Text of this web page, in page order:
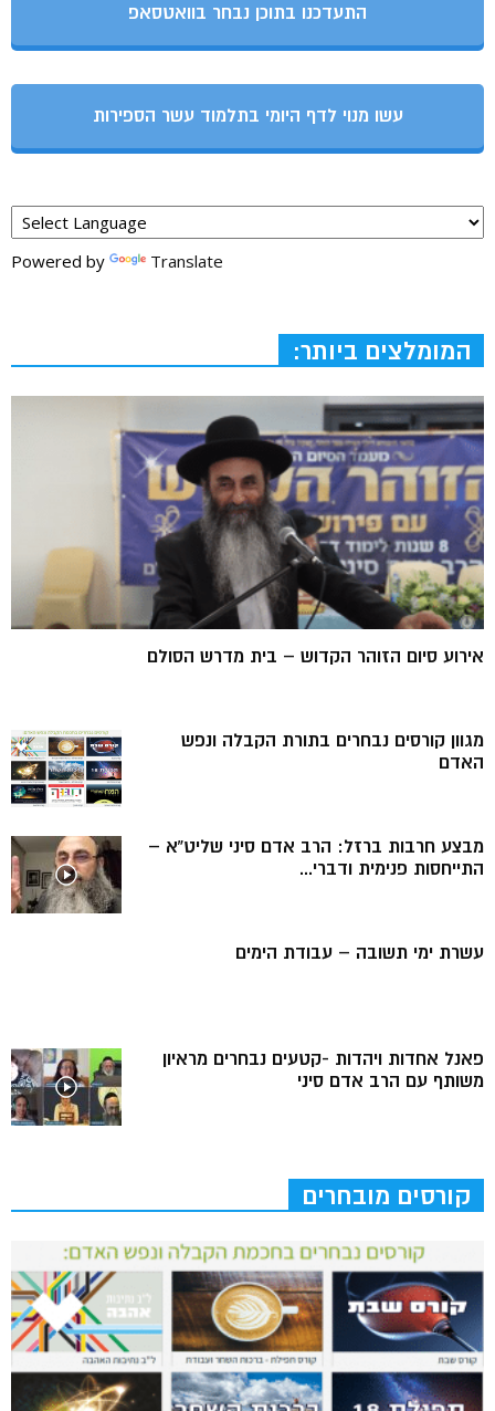
התעדכנו בתוכן נבחר בוואטסאפ
עשו מנוי לדף היומי בתלמוד עשר הספירות
Powered by Translate
המומלצים ביותר:
אירוע סיום הזוהר הקדוש – בית מדרש הסולם
מגוון קורסים נבחרים בתורת הקבלה ונפש
האדם
מבצע חרבות ברזל: הרב אדם סיני שליט”א –
התייחסות פנימית ודברי...
עשרת ימי תשובה – עבודת הימים
פאנל אחדות ויהדות -קטעים נבחרים מראיון
משותף עם הרב אדם סיני
קורסים מובחרים